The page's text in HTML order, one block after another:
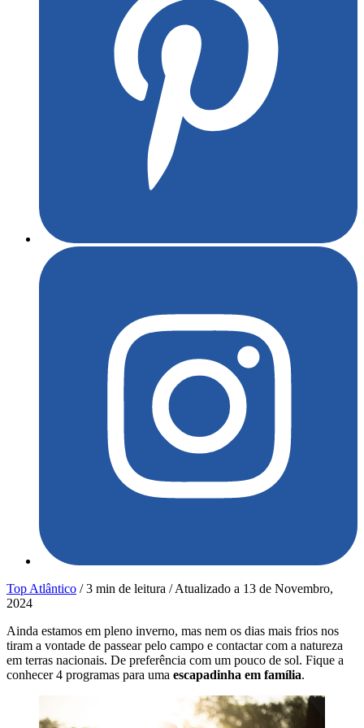
Top Atlântico / 3 min de leitura /Atualizado a 13 de Novembro,
2024
Ainda estamos em pleno inverno, mas nem os dias mais frios nos
tiram a vontade de passear pelo campo e contactar com a natureza
em terras nacionais. De preferência com um pouco de sol. Fique a
conhecer 4 programas para uma escapadinha em família.